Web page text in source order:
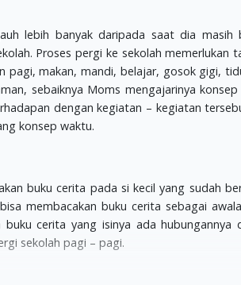
lebih banyak daripada saat dia masih
Proses pergi ke sekolah memerlukan
pagi, makan, mandi, belajar, gosok gigi,
sebaiknya Moms mengajarinya
dengan kegiatan – kegiatan
konsep waktu.
buku cerita pada si kecil yang sudah
membacakan buku cerita sebagai
cerita yang isinya ada hubungannya
sekolah pagi – pagi.